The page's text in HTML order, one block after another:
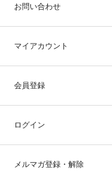
お問い合わせ
マイアカウント
会員登録
ログイン
メルマガ登録・解除